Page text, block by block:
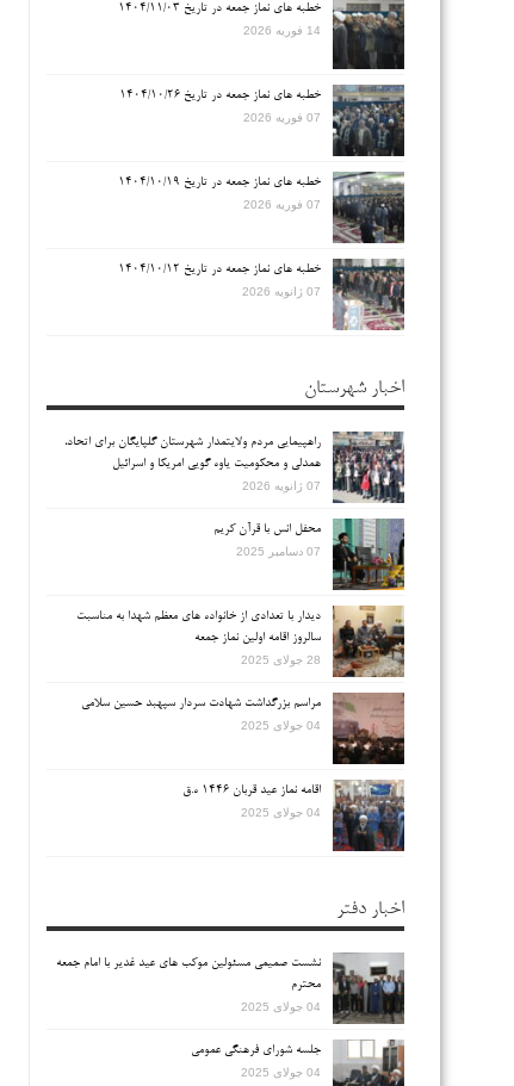
خطبه های نماز جمعه در تاریخ ۱۴۰۴/۱۱/۰۳
14 فوریه 2026
خطبه های نماز جمعه در تاریخ ۱۴۰۴/۱۰/۲۶
07 فوریه 2026
خطبه های نماز جمعه در تاریخ ۱۴۰۴/۱۰/۱۹
07 فوریه 2026
خطبه های نماز جمعه در تاریخ ۱۴۰۴/۱۰/۱۲
07 ژانویه 2026
اخبار شهرستان
راهپیمایی مردم ولایتمدار شهرستان گلپایگان برای اتحاد،
همدلی و محکومیت یاوه گویی امریکا و اسرائیل
07 ژانویه 2026
محفل انس با قرآن کریم
07 دسامبر 2025
دیدار با تعدادی از خانواده های معظم شهدا به مناسبت
سالروز اقامه اولین نماز جمعه
28 جولای 2025
مراسم بزرگداشت شهادت سردار سپهبد حسین سلامی
04 جولای 2025
اقامه نماز عید قربان ۱۴۴۶ ه.ق
04 جولای 2025
اخبار دفتر
نشست صمیمی مسئولین موکب های عید غدیر با امام جمعه
محترم
04 جولای 2025
جلسه شورای فرهنگی عمومی
04 جولای 2025